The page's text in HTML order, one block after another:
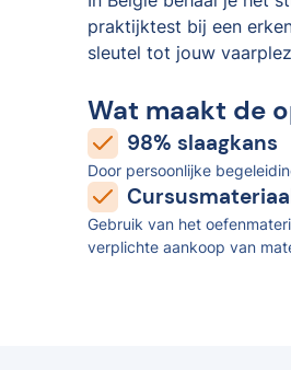
praktijktest bij een
sleutel tot jouw
Wat maakt de
98% slaagkans
Door persoonlijke
Gebruik van het
verplichte aankoop van